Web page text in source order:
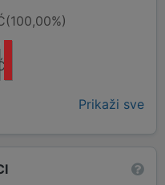
Prikaži sve